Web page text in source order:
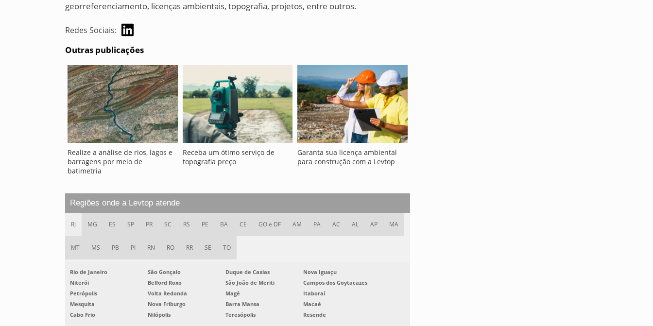
georreferenciamento, licenças ambientais, topografia, projetos, entre outros.
Redes Sociais:
Outras publicações
Realize a análise de rios, lagos e
barragens por meio de
batimetria
Receba um ótimo serviço de
topografia preço
Garanta sua licença ambiental
para construção com a Levtop
Regiões onde a Levtop atende
RJ MG ES SP PR SC RS PE BA CE GO e DF AM PA AC AL AP MA
MT MS PB PI RN RO RR SE TO
Rio de Janeiro São Gonçalo Duque de Caxias
Nova Iguaçu
Niterói
Belford Roxo São João de Meriti
Campos dos Goytacazes
Petrópolis
Volta Redonda Magé
Itaboraí
Mesquita
Nova Friburgo Barra Mansa
Macaé
Cabo Frio
Nilópolis Teresópolis Resende